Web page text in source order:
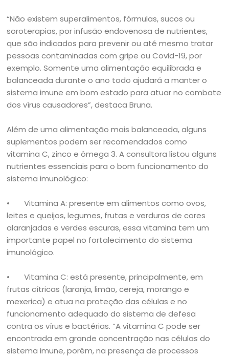
“Não existem superalimentos, fórmulas, sucos ou
soroterapias, por infusão endovenosa de nutrientes,
que são indicados para prevenir ou até mesmo tratar
pessoas contaminadas com gripe ou Covid-19, por
exemplo. Somente uma alimentação equilibrada e
balanceada durante o ano todo ajudará a manter o
sistema imune em bom estado para atuar no combate
dos vírus causadores”, destaca Bruna.
Além de uma alimentação mais balanceada, alguns
suplementos podem ser recomendados como
vitamina C, zinco e ômega 3. A consultora listou alguns
nutrientes essenciais para o bom funcionamento do
sistema imunológico:
• Vitamina A: presente em alimentos como ovos,
leites e queijos, legumes, frutas e verduras de cores
alaranjadas e verdes escuras, essa vitamina tem um
importante papel no fortalecimento do sistema
imunológico.
• Vitamina C: está presente, principalmente, em
frutas cítricas (laranja, limão, cereja, morango e
mexerica) e atua na proteção das células e no
funcionamento adequado do sistema de defesa
contra os vírus e bactérias. “A vitamina C pode ser
encontrada em grande concentração nas células do
sistema imune, porém, na presença de processos